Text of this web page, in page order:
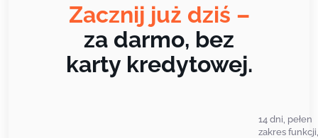
Zacznij już dziś –
za darmo, bez
karty kredytowej.
14 dni, pełen
zakres funkcji,